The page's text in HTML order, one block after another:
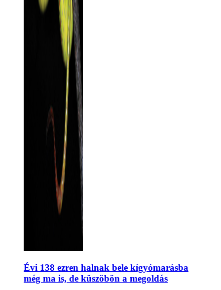
Évi 138 ezren halnak bele kígyómarásba
még ma is, de küszöbön a megoldás